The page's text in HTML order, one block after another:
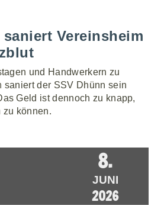
saniert Vereinsheim
und Handwerkern zu
saniert der SSV Dhünn sein
Geld ist dennoch zu knapp,
zu können.
8.
JUNI
2026